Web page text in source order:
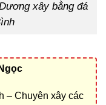
xây bằng đá
– Chuyên xây các